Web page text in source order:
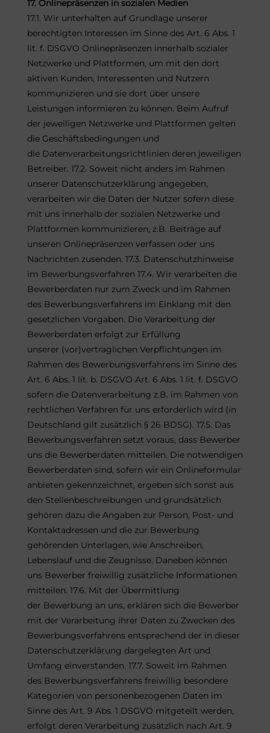
17. Onlinepräsenzen in sozialen Medien
17.1. Wir unterhalten auf Grundlage unserer
berechtigten Interessen im Sinne des Art. 6 Abs. 1
lit. f. DSGVO Onlinepräsenzen innerhalb sozialer
Netzwerke und Plattformen, um mit den dort
aktiven Kunden, Interessenten und Nutzern
kommunizieren und sie dort über unsere
Leistungen informieren zu können. Beim Aufruf
der jeweiligen Netzwerke und Plattformen gelten
die Geschäftsbedingungen und
die Datenverarbeitungsrichtlinien deren jeweiligen
Betreiber. 17.2. Soweit nicht anders im Rahmen
unserer Datenschutzerklärung angegeben,
verarbeiten wir die Daten der Nutzer sofern diese
mit uns innerhalb der sozialen Netzwerke und
Plattformen kommunizieren, z.B. Beiträge auf
unseren Onlinepräsenzen verfassen oder uns
Nachrichten zusenden. 17.3. Datenschutzhinweise
im Bewerbungsverfahren 17.4. Wir verarbeiten die
Bewerberdaten nur zum Zweck und im Rahmen
des Bewerbungsverfahrens im Einklang mit den
gesetzlichen Vorgaben. Die Verarbeitung der
Bewerberdaten erfolgt zur Erfüllung
unserer (vor)vertraglichen Verpflichtungen im
Rahmen des Bewerbungsverfahrens im Sinne des
Art. 6 Abs. 1 lit. b. DSGVO Art. 6 Abs. 1 lit. f. DSGVO
sofern die Datenverarbeitung z.B. im Rahmen von
rechtlichen Verfahren für uns erforderlich wird (in
Deutschland gilt zusätzlich § 26 BDSG). 17.5. Das
Bewerbungsverfahren setzt voraus, dass Bewerber
uns die Bewerberdaten mitteilen. Die notwendigen
Bewerberdaten sind, sofern wir ein Onlineformular
anbieten gekennzeichnet, ergeben sich sonst aus
den Stellenbeschreibungen und grundsätzlich
gehören dazu die Angaben zur Person, Post- und
Kontaktadressen und die zur Bewerbung
gehörenden Unterlagen, wie Anschreiben,
Lebenslauf und die Zeugnisse. Daneben können
uns Bewerber freiwillig zusätzliche Informationen
mitteilen. 17.6. Mit der Übermittlung
der Bewerbung an uns, erklären sich die Bewerber
mit der Verarbeitung ihrer Daten zu Zwecken des
Bewerbungsverfahrens entsprechend der in dieser
Datenschutzerklärung dargelegten Art und
Umfang einverstanden. 17.7. Soweit im Rahmen
des Bewerbungsverfahrens freiwillig besondere
Kategorien von personenbezogenen Daten im
Sinne des Art. 9 Abs. 1 DSGVO mitgeteilt werden,
erfolgt deren Verarbeitung zusätzlich nach Art. 9